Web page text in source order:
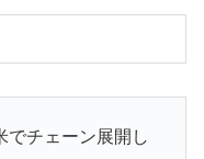
でチェーン展開し